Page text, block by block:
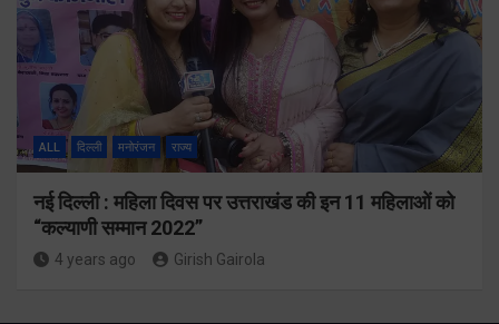
ALL दिल्ली मनोरंजन राज्य
नई दिल्ली : महिला दिवस पर उत्तराखंड की इन 11 महिलाओं को
“कल्याणी सम्मान 2022”
4 years ago Girish Gairola